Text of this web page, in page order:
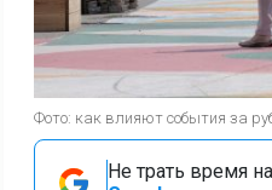
Фото: как влияют события за
Не трать время